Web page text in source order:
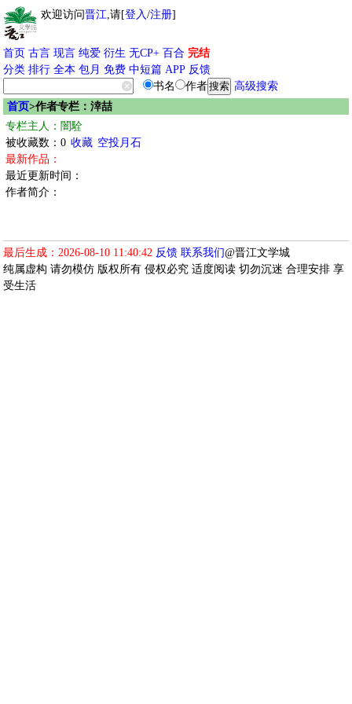
欢迎访问晋江,请[登入/注册]
首页 古言 现言 纯爱 衍生 无CP+ 百合 完结
分类 排行 全本 包月 免费 中短篇 APP 反馈
书名
作者
高级搜索
首页>作者专栏：涬喆
专栏主人：闇駩
被收藏数：0 收藏 空投月石
最新作品：
最近更新时间：
作者简介：
最后生成：2026-08-10 11:40:42 反馈 联系我们@晋江文学城
纯属虚构 请勿模仿 版权所有 侵权必究 适度阅读 切勿沉迷 合理安排 享
受生活